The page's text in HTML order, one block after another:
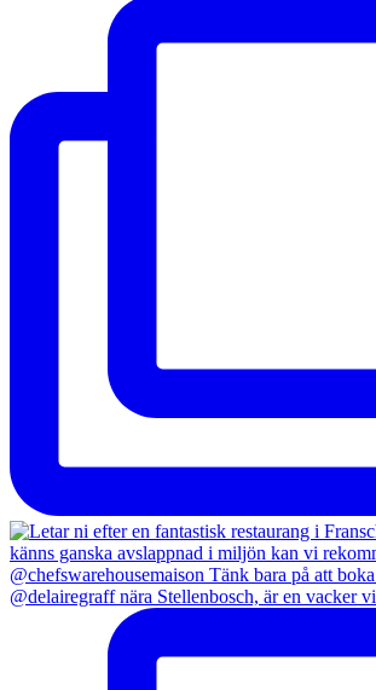
@delairegraff nära Stellenbosch, är en vacker vi